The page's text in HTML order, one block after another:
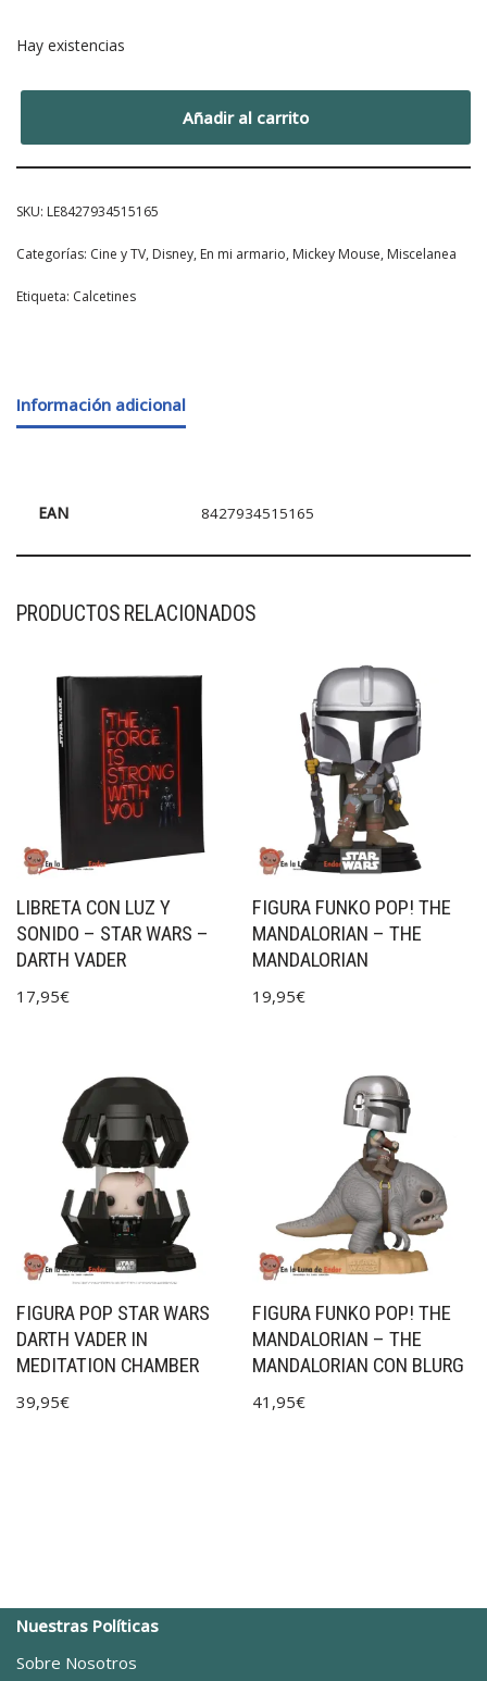
Hay existencias
Añadir al carrito
SKU: LE8427934515165
Categorías: Cine y TV, Disney, En mi armario, Mickey Mouse, Miscelanea
Etiqueta: Calcetines
Información adicional
EAN 8427934515165
PRODUCTOS RELACIONADOS
LIBRETA CON LUZ Y
SONIDO – STAR WARS –
DARTH VADER
17,95€
FIGURA FUNKO POP! THE
MANDALORIAN – THE
MANDALORIAN
19,95€
FIGURA POP STAR WARS
DARTH VADER IN
MEDITATION CHAMBER
39,95€
FIGURA FUNKO POP! THE
MANDALORIAN – THE
MANDALORIAN CON BLURG
41,95€
Nuestras Políticas
Sobre Nosotros